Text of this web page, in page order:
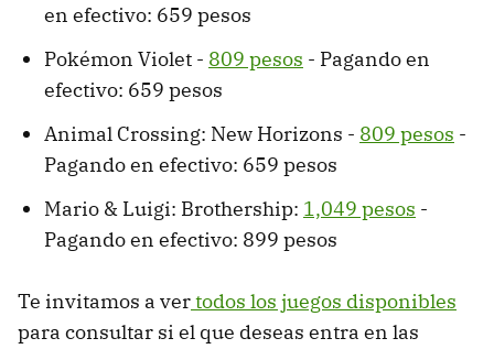
en efectivo: 659 pesos
Pokémon Violet - 809 pesos - Pagando en
efectivo: 659 pesos
Animal Crossing: New Horizons - 809 pesos -
Pagando en efectivo: 659 pesos
Mario & Luigi: Brothership: 1,049 pesos -
Pagando en efectivo: 899 pesos
Te invitamos a vertodos los juegos disponibles
para consultar si el que deseas entra en las